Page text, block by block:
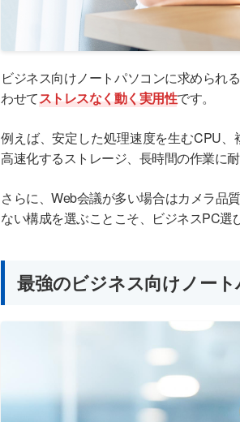
ビジネス向けノートパソコンに求められ
わせてストレスなく動く実用性です。
例えば、安定した処理速度を生むCPU
高速化するストレージ、長時間の作業に
さらに、Web会議が多い場合はカメラ品
ない構成を選ぶことこそ、ビジネスPC選
最強のビジネス向けノー